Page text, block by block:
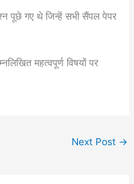
पूछे गए थे जिन्हें सभी सैंपल पेपर
महत्वपूर्ण विषयों पर
Next Post →